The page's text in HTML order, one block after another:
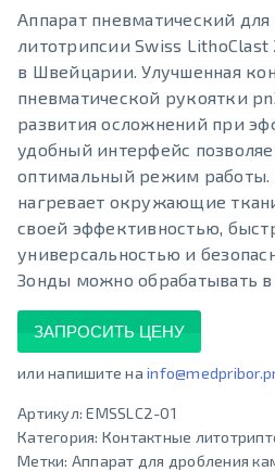
Аппарат пневматический для
литотрипсии Swiss LithoClast
в Швейцарии. Улучшенная
пневматической рукоятки
развития осложнений при
удобный интерфейс
оптимальный режим работы.
нагревает окружающие
своей эффективностью,
универсальностью и
Зонды можно обрабатывать в
ЗАПРОСИТЬ ЦЕНУ
или напишите на
Артикул:EMSSLC2-01
Категория: Контактные
Метки: Аппарат для дробления